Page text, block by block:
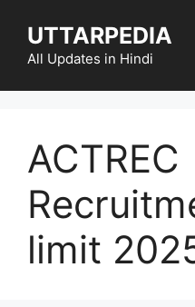
content
UTTARPEDIA
All Updates in Hindi
ACTREC
limit